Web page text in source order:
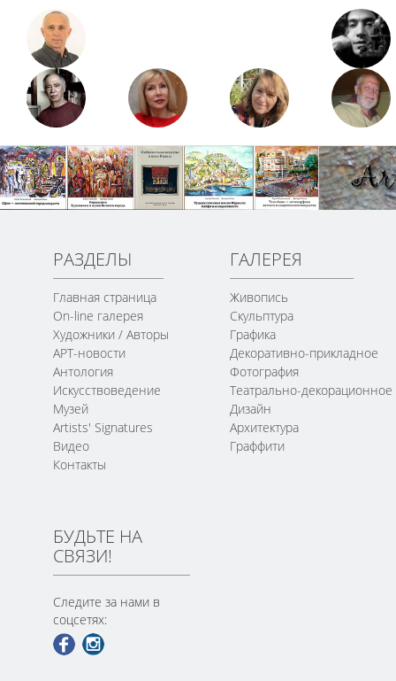
РАЗДЕЛЫ
Главная страница
On-line галерея
Художники / Авторы
АРТ-новости
Антология
Искусствоведение
Музей
Artists' Signatures
Видео
Контакты
ГАЛЕРЕЯ
Живопись
Скульптура
Графика
Декоративно-прикладное
Фотография
Театрально-декорационное
Дизайн
Архитектура
Граффити
БУДЬТЕ НА
СВЯЗИ!
Следите за нами в
соцсетях: